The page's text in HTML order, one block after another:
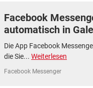
Facebook
automatisch in
Die App Facebook
die Sie... Weiterlesen
Facebook Messenger